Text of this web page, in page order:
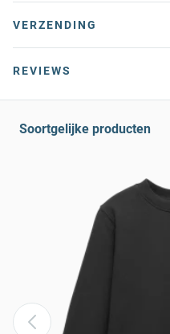
VERZENDING
REVIEWS
Soortgelijke producten